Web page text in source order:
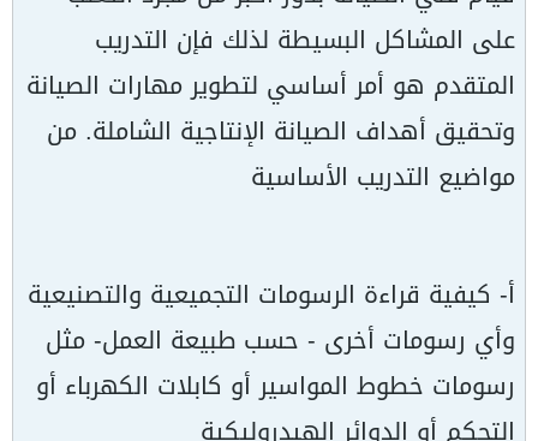
على المشاكل البسيطة لذلك فإن التدريب
المتقدم هو أمر أساسي لتطوير مهارات الصيانة
وتحقيق أهداف الصيانة الإنتاجية الشاملة. من
مواضيع التدريب الأساسية
أ- كيفية قراءة الرسومات التجميعية والتصنيعية
وأي رسومات أخرى - حسب طبيعة العمل- مثل
رسومات خطوط المواسير أو كابلات الكهرباء أو
التحكم أو الدوائر الهيدروليكية